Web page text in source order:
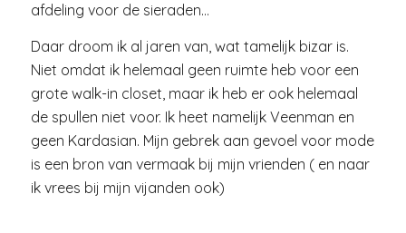
afdeling voor de sieraden…
Daar droom ik al jaren van, wat tamelijk bizar is.
Niet omdat ik helemaal geen ruimte heb voor een
grote walk-in closet, maar ik heb er ook helemaal
de spullen niet voor. Ik heet namelijk Veenman en
geen Kardasian. Mijn gebrek aan gevoel voor mode
is een bron van vermaak bij mijn vrienden ( en naar
ik vrees bij mijn vijanden ook)